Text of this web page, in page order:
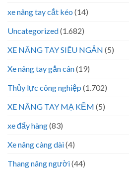
xe nâng tay cắt kéo (14)
Uncategorized(1.682)
XE NÂNG TAY SIÊU NGẮN (5)
Xe nâng tay gắn cân(19)
Thủy lực công nghiệp (1.702)
XE NÂNG TAY MẠ KẼM (5)
xe đẩy hàng(83)
Xe nâng càng dài(4)
Thang nâng người(44)